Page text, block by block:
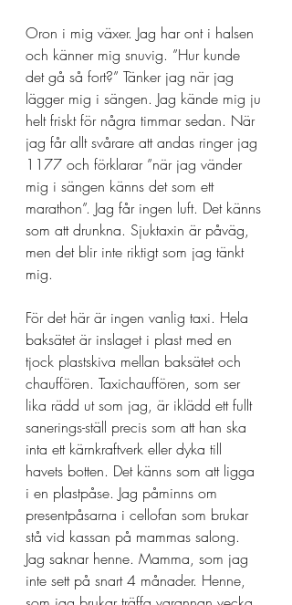
Oron i mig växer. Jag har ont i halsen
och känner mig snuvig. ”Hur kunde
det gå så fort?” Tänker jag när jag
lägger mig i sängen. Jag kände mig ju
helt friskt för några timmar sedan. När
jag får allt svårare att andas ringer jag
1177 och förklarar ”när jag vänder
mig i sängen känns det som ett
marathon”. Jag får ingen luft. Det känns
som att drunkna. Sjuktaxin är påväg,
men det blir inte riktigt som jag tänkt
mig.
För det här är ingen vanlig taxi. Hela
baksätet är inslaget i plast med en
tjock plastskiva mellan baksätet och
chauffören. Taxichauffören, som ser
lika rädd ut som jag, är iklädd ett fullt
sanerings-ställ precis som att han ska
inta ett kärnkraftverk eller dyka till
havets botten. Det känns som att ligga
i en plastpåse. Jag påminns om
presentpåsarna i cellofan som brukar
stå vid kassan på mammas salong.
Jag saknar henne. Mamma, som jag
inte sett på snart 4 månader. Henne,